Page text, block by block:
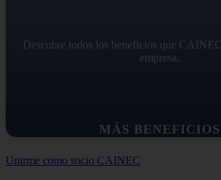
MÁS BENEFICIOS
Descubre todos los beneficios que
empresa.
Unirme como socio CAINEC